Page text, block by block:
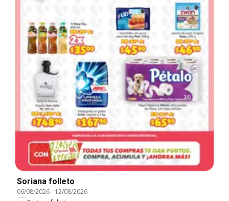
Soriana folleto
06/08/2026- 12/08/2026